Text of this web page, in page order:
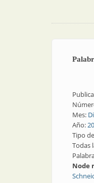
Mes:
Año:
Tipo
Todas
Node